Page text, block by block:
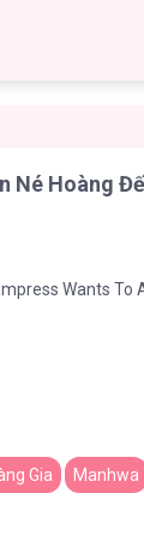
Né Hoàng
Wants To
Gia Manhwa